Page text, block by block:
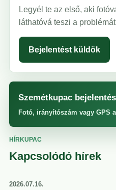
Legyél te az első, aki
láthatóvá teszi a
Bejelentést küldök
Szemétkupac
Fotó, irányítószám vagy GPS
HÍRKUPAC
Kapcsolódó hírek
2026.07.16.